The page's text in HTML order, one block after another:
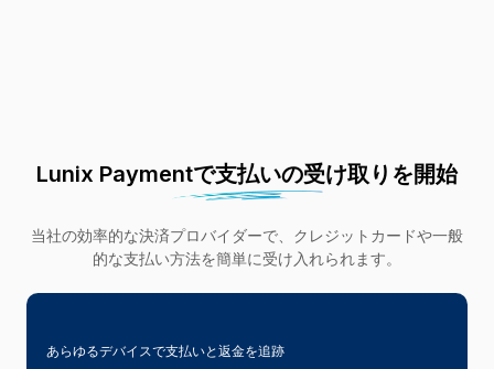
Lunix Paymentで支払いの受け取りを開始
当社の効率的な決済プロバイダーで、クレジットカードや一般
的な支払い方法を簡単に受け入れられます。
あらゆるデバイスで支払いと返金を追跡